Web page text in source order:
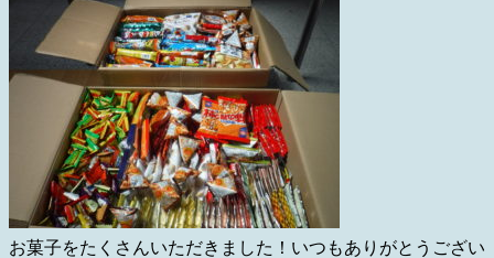
お菓子をたくさんいただきました！いつもありがとうござい